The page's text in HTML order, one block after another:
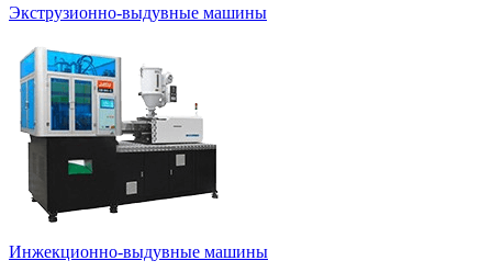
Экструзионно-выдувные машины
Инжекционно-выдувные машины